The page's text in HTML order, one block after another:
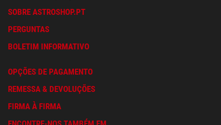
SOBRE ASTROSHOP.PT
PERGUNTAS
BOLETIM INFORMATIVO
OPÇÕES DE PAGAMENTO
REMESSA & DEVOLUÇÕES
FIRMA À FIRMA